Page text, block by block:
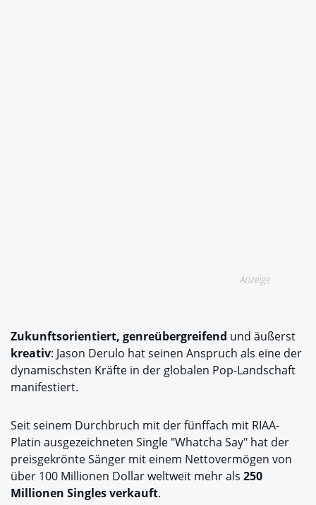
Anzeige
Zukunftsorientiert, genreübergreifend und äußerst
kreativ: Jason Derulo hat seinen Anspruch als eine der
dynamischsten Kräfte in der globalen Pop-Landschaft
manifestiert.
Seit seinem Durchbruch mit der fünffach mit RIAA-
Platin ausgezeichneten Single "Whatcha Say" hat der
preisgekrönte Sänger mit einem Nettovermögen von
über 100 Millionen Dollar weltweit mehr als 250
Millionen Singles verkauft.